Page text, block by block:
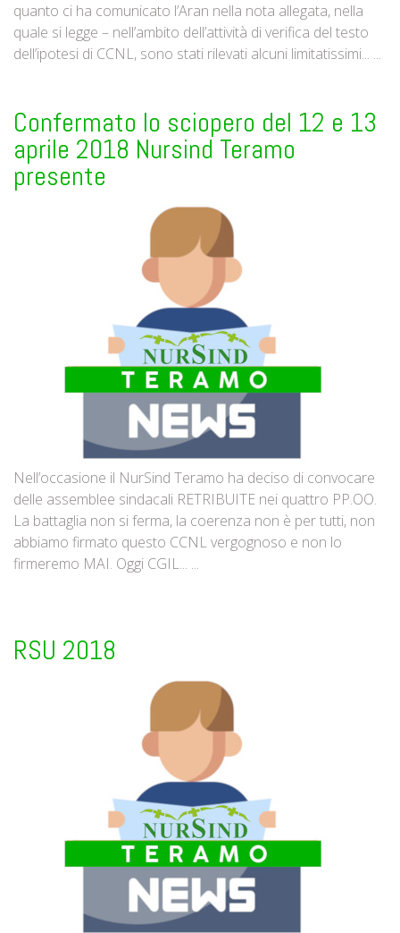
quanto ci ha comunicato l’Aran nella nota allegata, nella
quale si legge – nell’ambito dell’attività di verifica del testo
dell’ipotesi di CCNL, sono stati rilevati alcuni limitatissimi... ...
Confermato lo sciopero del 12 e 13
aprile 2018 Nursind Teramo
presente
Nell’occasione il NurSind Teramo ha deciso di convocare
delle assemblee sindacali RETRIBUITE nei quattro PP.OO.
La battaglia non si ferma, la coerenza non è per tutti, non
abbiamo firmato questo CCNL vergognoso e non lo
firmeremo MAI. Oggi CGIL... ...
RSU 2018